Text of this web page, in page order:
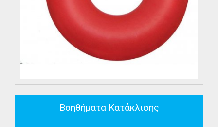
Βοηθήματα Κατάκλισης